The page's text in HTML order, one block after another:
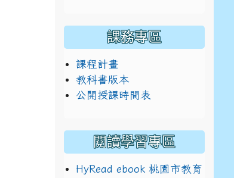
課務專區
課程計畫
教科書版本
公開授課時間表
閱讀學習專區
HyRead ebook 桃園市教育